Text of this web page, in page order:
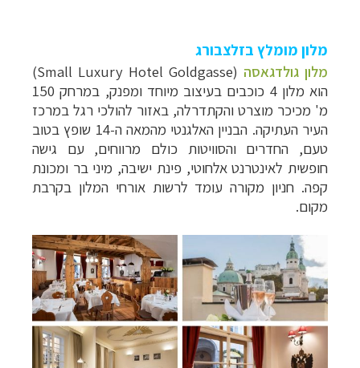
מלון מומלץ ב​זלצבורג
מלון גולדגאסה
(Small Luxury Hotel Goldgasse)
ה
וא מלון 4 כוכבים בעיצוב מיוחד ומפנק, במרחק 150
מ' מכיכר מוצרט והקתדרלה, באזור להולכי רגל במרכז
העיר העתיקה
. הבניין האלגנטי מהמאה ה-14 שופץ בטוב
טעם, החדרים והסוויטות כולם מרווחים, עם גישה
חופשית לאינטרנט אלחוטי, פינת ישיבה, מיני בר ומכונת
קפה. חניון מקורה עומד לרשות אורחי המלון בקרבת
מקום.